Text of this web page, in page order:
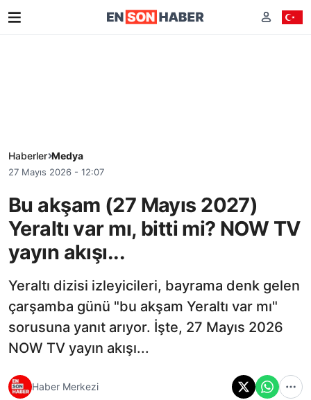
Haberler Medya
27 Mayıs 2026 - 12:07
Bu akşam (27 Mayıs 2027)
Yeraltı var mı, bitti mi? NOW TV
yayın akışı...
Yeraltı dizisi izleyicileri, bayrama denk gelen
çarşamba günü "bu akşam Yeraltı var mı"
sorusuna yanıt arıyor. İşte, 27 Mayıs 2026
NOW TV yayın akışı...
Haber Merkezi